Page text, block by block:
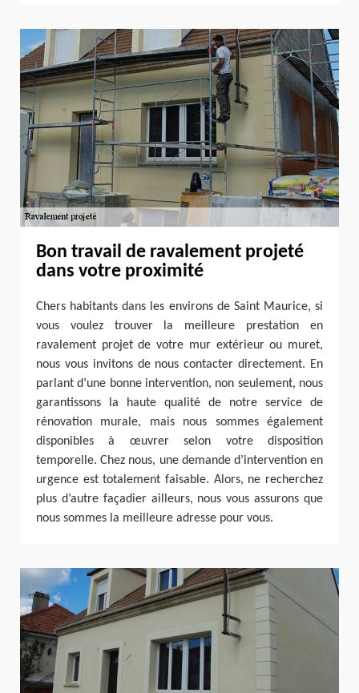
Bon travail de ravalement projeté
dans votre proximité
Chers habitants dans les environs de Saint Maurice, si
vous voulez trouver la meilleure prestation en
ravalement projet de votre mur extérieur ou muret,
nous vous invitons de nous contacter directement. En
parlant d’une bonne intervention, non seulement, nous
garantissons la haute qualité de notre service de
rénovation murale, mais nous sommes également
disponibles à œuvrer selon votre disposition
temporelle. Chez nous, une demande d’intervention en
urgence est totalement faisable. Alors, ne recherchez
plus d’autre façadier ailleurs, nous vous assurons que
nous sommes la meilleure adresse pour vous.